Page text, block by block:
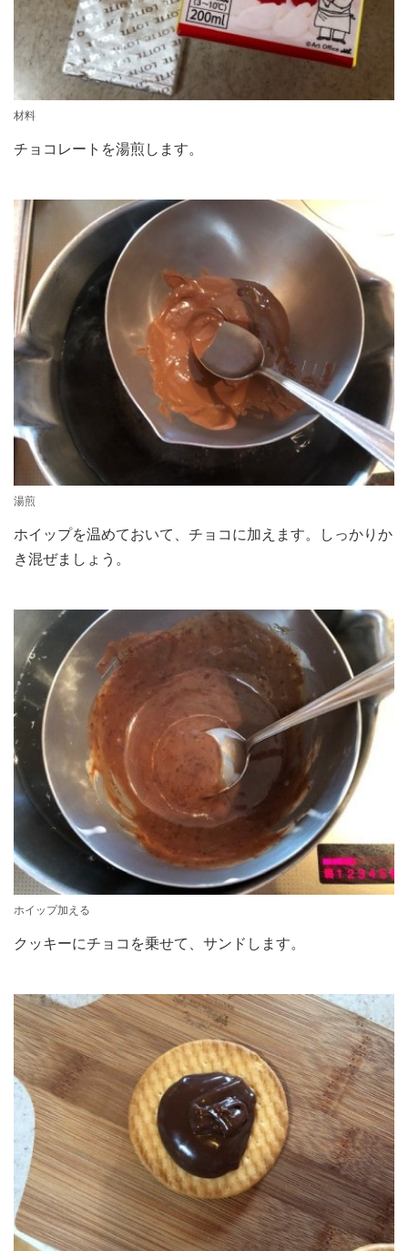
材料
チョコレートを湯煎します。
湯煎
ホイップを温めておいて、チョコに加えます。しっかりか
き混ぜましょう。
ホイップ加える
クッキーにチョコを乗せて、サンドします。